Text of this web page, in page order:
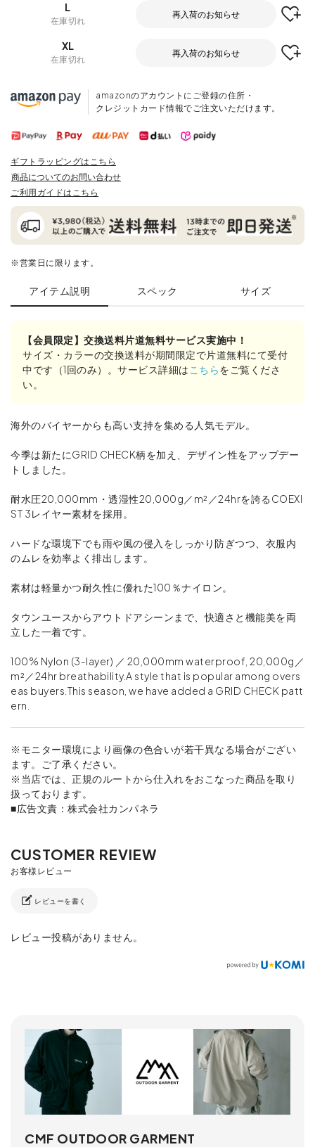
L
在庫切れ
再入荷のお知らせ
XL
在庫切れ
再入荷のお知らせ
amazonのアカウントにご登録の住所・
クレジットカード情報でご注文いただけます。
ギフトラッピングはこちら
商品についてのお問い合わせ
ご利用ガイドはこちら
※営業日に限ります。
アイテム説明 スペック サイズ
【会員限定】交換送料片道無料サービス実施中！
サイズ・カラーの交換送料が期間限定で片道無料にて受付
中です（1回のみ）。サービス詳細は こちらをご覧くださ
い。
海外のバイヤーからも高い支持を集める人気モデル。
今季は新たにGRID CHECK柄を加え、デザイン性をアップデー
トしました。
耐水圧20,000mm・透湿性20,000g／m²／24hrを誇るCOEXI
ST 3レイヤー素材を採用。
ハードな環境下でも雨や風の侵入をしっかり防ぎつつ、衣服内
のムレを効率よく排出します。
素材は軽量かつ耐久性に優れた100％ナイロン。
タウンユースからアウトドアシーンまで、快適さと機能美を両
立した一着です。
100% Nylon (3-layer) ／ 20,000mm waterproof, 20,000g／
m²／24hr breathability.A style that is popular among overs
eas buyers.This season, we have added a GRID CHECK patt
ern.
※モニター環境により画像の色合いが若干異なる場合がござい
ます。ご了承ください。
※当店では、正規のルートから仕入れをおこなった商品を取り
扱っております。
■広告文責：株式会社カンパネラ
レビューを書く
レビュー投稿がありません。
CMF OUTDOOR GARMENT